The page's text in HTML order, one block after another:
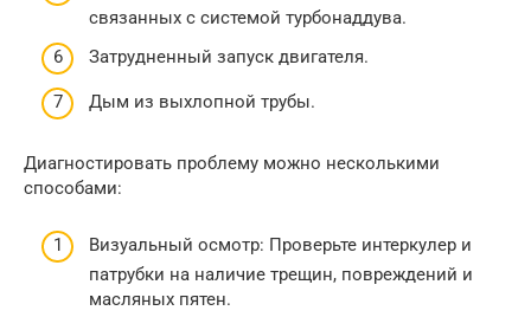
связанных с системой турбонаддува.
Затрудненный запуск двигателя.
Дым из выхлопной трубы.
Диагностировать проблему можно несколькими
способами:
Визуальный осмотр: Проверьте интеркулер и
патрубки на наличие трещин, повреждений и
масляных пятен.